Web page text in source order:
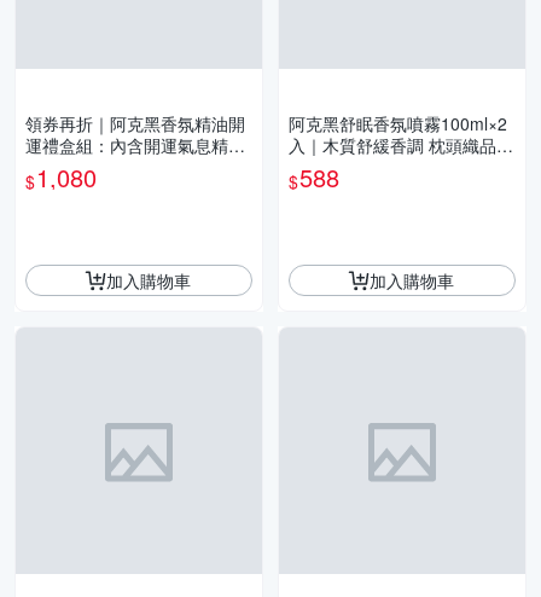
領券再折｜阿克黑香氛精油開
運禮盒組：內含開運氣息精油
10ml +5色原礦水晶+原木燈座
送禮
$1,080
加入購物車
阿克黑舒眠香氛噴霧100ml×2
入｜木質舒緩香調 枕頭織品噴
霧 台灣製 頂級調香 香調任選
｜宅配免運
$588
加入購物車